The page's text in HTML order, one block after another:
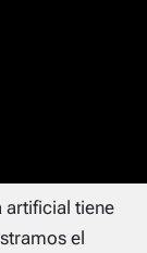
artificial tiene
el